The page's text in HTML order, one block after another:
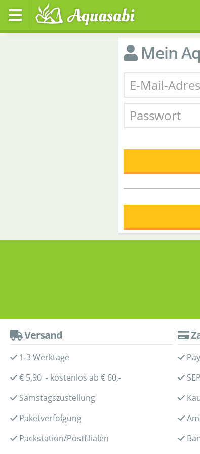
Mein
Versand
1-3 Werktage
€ 5,90 - kostenlos ab € 60,-
Samstagszustellung
Paketverfolgung
Packstation/Postfilialen